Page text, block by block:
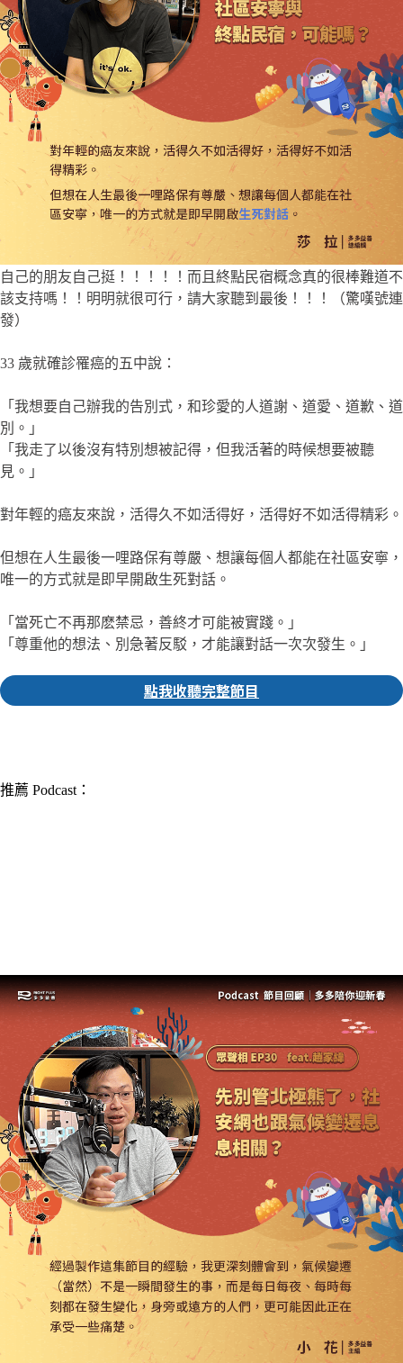
自己的朋友自己挺！！！！！而且終點民宿概念真的很棒難道不
該支持嗎！！明明就很可行，請大家聽到最後！！！（驚嘆號連
發）
33 歲就確診罹癌的五中說：​
「我想要自己辦我的告別式，和珍愛的人道謝、道愛、道歉、道
別。」
「我走了以後沒有特別想被記得，但我活著的時候想要被聽
見。」
對年輕的癌友來說，活得久不如活得好，活得好不如活得精彩。
但想在人生最後一哩路保有尊嚴、想讓每個人都能在社區安寧，
唯一的方式就是即早開啟生死對話。
「當死亡不再那麽禁忌，善終才可能被實踐。」
「尊重他的想法、別急著反駁，才能讓對話一次次發生。」
點我收聽完整節目
推薦 Podcast：